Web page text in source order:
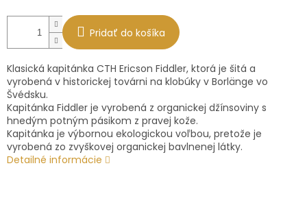
Pridať do košíka
Klasická kapitánka CTH Ericson Fiddler, ktorá je šitá a
vyrobená v historickej továrni na klobúky v Borlänge vo
Švédsku.
Kapitánka Fiddler je vyrobená z organickej džínsoviny s
hnedým potným pásikom z pravej kože.
Kapitánka je výbornou ekologickou voľbou, pretože je
vyrobená zo zvyškovej organickej bavlnenej látky.
Detailné informácie